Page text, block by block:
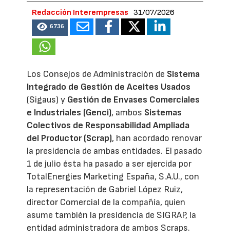
Redacción Interempresas 31/07/2026
6736
Los Consejos de Administración de Sistema
Integrado de Gestión de Aceites Usados
(Sigaus) y Gestión de Envases Comerciales
e Industriales (Genci), ambos Sistemas
Colectivos de Responsabilidad Ampliada
del Productor (Scrap), han acordado renovar
la presidencia de ambas entidades. El pasado
1 de julio ésta ha pasado a ser ejercida por
TotalEnergies Marketing España, S.A.U., con
la representación de Gabriel López Ruiz,
director Comercial de la compañía, quien
asume también la presidencia de SIGRAP, la
entidad administradora de ambos Scraps.